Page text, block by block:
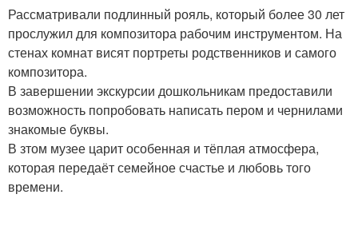
Рассматривали подлинный рояль, который более 30 лет
прослужил для композитора рабочим инструментом. На
стенах комнат висят портреты родственников и самого
композитора.
В завершении экскурсии дошкольникам предоставили
возможность попробовать написать пером и чернилами
знакомые буквы.
В зтом музее царит особенная и тёплая атмосфера,
которая передаёт семейное счастье и любовь того
времени.